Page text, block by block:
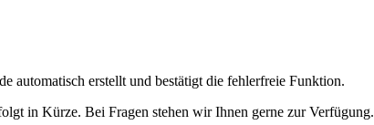
automatisch erstellt und bestätigt die fehlerfreie Funktion.
in Kürze. Bei Fragen stehen wir Ihnen gerne zur Verfügung.